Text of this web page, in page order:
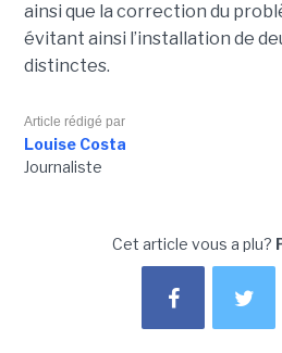
ainsi que la correction du
évitant ainsi l’installation de
distinctes.
Article rédigé par
Louise Costa
Journaliste
Cet article vous a plu?